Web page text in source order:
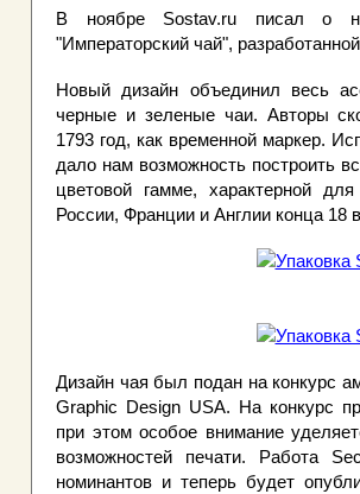
В ноябре Sostav.ru писал о
"Императорский чай",
Новый дизайн объединил весь
черные и зеленые чаи. Авторы
1793 год, как временной маркер.
дало нам возможность построить
цветовой гамме, характерной
России, Франции и Англии конца 18
Дизайн чая был подан на конкурс
Graphic Design USA. На конкурс
при этом особое внимание
возможностей печати. Работа
номинантов и теперь будет